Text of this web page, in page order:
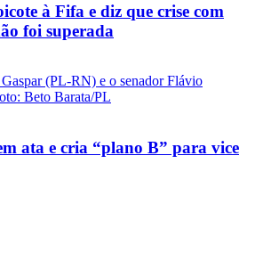
à Fifa e diz que crise com
foi superada
ata e cria “plano B” para vice